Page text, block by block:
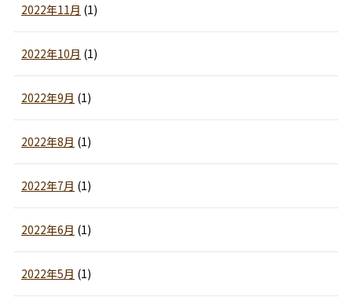
2022年11月 (1)
2022年10月 (1)
2022年9月 (1)
2022年8月 (1)
2022年7月 (1)
2022年6月 (1)
2022年5月 (1)